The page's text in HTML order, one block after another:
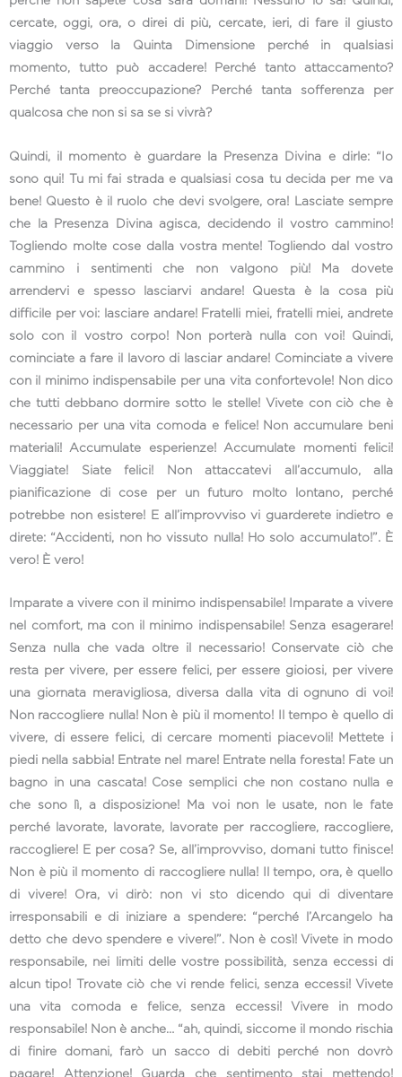
cercate, oggi, ora, o direi di più, cercate, ieri, di fare il giusto
viaggio verso la Quinta Dimensione perché in qualsiasi
momento, tutto può accadere! Perché tanto attaccamento?
Perché tanta preoccupazione? Perché tanta sofferenza per
qualcosa che non si sa se si vivrà?
Quindi, il momento è guardare la Presenza Divina e dirle: “Io
sono qui! Tu mi fai strada e qualsiasi cosa tu decida per me va
bene! Questo è il ruolo che devi svolgere, ora! Lasciate sempre
che la Presenza Divina agisca, decidendo il vostro cammino!
Togliendo molte cose dalla vostra mente! Togliendo dal vostro
cammino i sentimenti che non valgono più! Ma dovete
arrendervi e spesso lasciarvi andare! Questa è la cosa più
difficile per voi: lasciare andare! Fratelli miei, fratelli miei, andrete
solo con il vostro corpo! Non porterà nulla con voi! Quindi,
cominciate a fare il lavoro di lasciar andare! Cominciate a vivere
con il minimo indispensabile per una vita confortevole! Non dico
che tutti debbano dormire sotto le stelle! Vivete con ciò che è
necessario per una vita comoda e felice! Non accumulare beni
materiali! Accumulate esperienze! Accumulate momenti felici!
Viaggiate! Siate felici! Non attaccatevi all’accumulo, alla
pianificazione di cose per un futuro molto lontano, perché
potrebbe non esistere! E all’improvviso vi guarderete indietro e
direte: “Accidenti, non ho vissuto nulla! Ho solo accumulato!”. È
vero! È vero!
Imparate a vivere con il minimo indispensabile! Imparate a vivere
nel comfort, ma con il minimo indispensabile! Senza esagerare!
Senza nulla che vada oltre il necessario! Conservate ciò che
resta per vivere, per essere felici, per essere gioiosi, per vivere
una giornata meravigliosa, diversa dalla vita di ognuno di voi!
Non raccogliere nulla! Non è più il momento! Il tempo è quello di
vivere, di essere felici, di cercare momenti piacevoli! Mettete i
piedi nella sabbia! Entrate nel mare! Entrate nella foresta! Fate un
bagno in una cascata! Cose semplici che non costano nulla e
che sono lì, a disposizione! Ma voi non le usate, non le fate
perché lavorate, lavorate, lavorate per raccogliere, raccogliere,
raccogliere! E per cosa? Se, all’improvviso, domani tutto finisce!
Non è più il momento di raccogliere nulla! Il tempo, ora, è quello
di vivere! Ora, vi dirò: non vi sto dicendo qui di diventare
irresponsabili e di iniziare a spendere: “perché l’Arcangelo ha
detto che devo spendere e vivere!”. Non è così! Vivete in modo
responsabile, nei limiti delle vostre possibilità, senza eccessi di
alcun tipo! Trovate ciò che vi rende felici, senza eccessi! Vivete
una vita comoda e felice, senza eccessi! Vivere in modo
responsabile! Non è anche… “ah, quindi, siccome il mondo rischia
di finire domani, farò un sacco di debiti perché non dovrò